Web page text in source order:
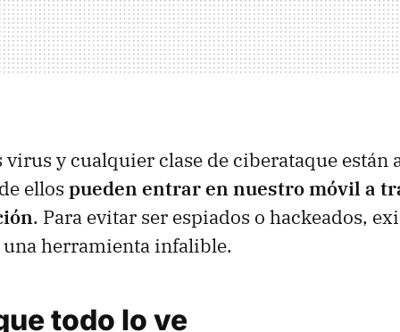
virus y cualquier clase de ciberataque están
ellos pueden entrar en nuestro móvil a
. Para evitar ser espiados o hackeados,
una herramienta infalible.
todo lo ve